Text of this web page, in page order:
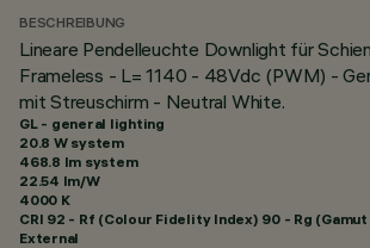
BESCHREIBUNG
Lineare Pendelleuchte Downlight für
Frameless - L= 1140 - 48Vdc (PWM) -
mit Streuschirm - Neutral White.
GL - general lighting
20.8 W system
468.8 lm system
22.54 lm/W
4000 K
CRI 92 - Rf (Colour Fidelity Index) 90 - Rg
External